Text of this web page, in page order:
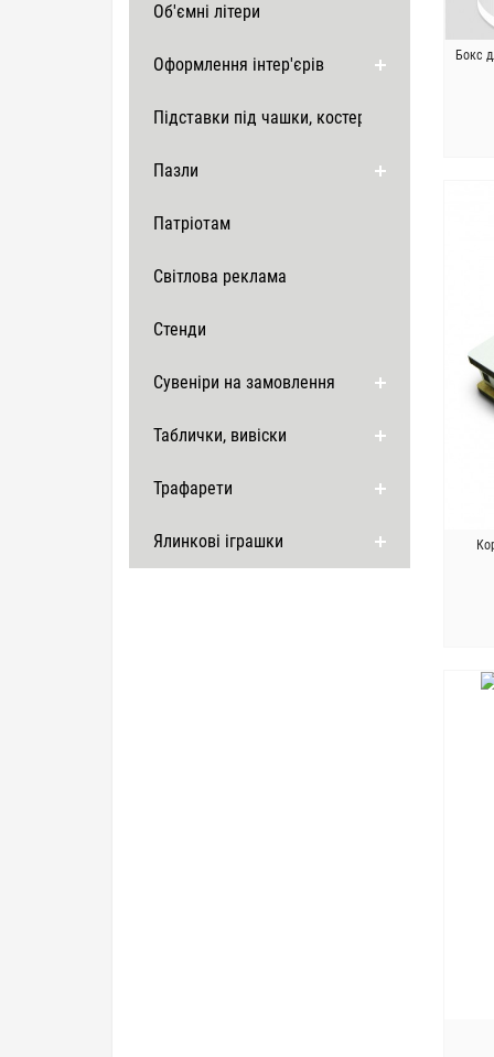
Об'ємні літери
Оформлення інтер'єрів
Підставки під чашки, костери
Пазли
Патріотам
Світлова реклама
Стенди
Сувеніри на замовлення
Таблички, вивіски
Трафарети
Ялинкові іграшки
Бокс